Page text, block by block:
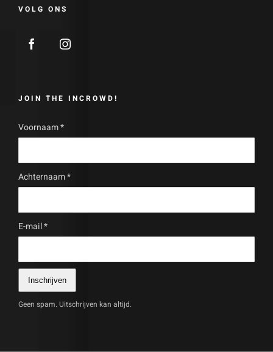
VOLG ONS
JOIN THE INCROWD!
Voornaam*
Achternaam*
E-mail*
Inschrijven
Geen spam. Uitschrijven kan altijd.